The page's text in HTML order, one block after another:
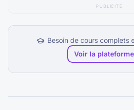
PUBLICITÉ
Besoin de cours complets
Voir la plateforme